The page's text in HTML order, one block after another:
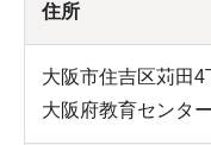
住所
大阪市住吉区苅田4
大阪府教育セン